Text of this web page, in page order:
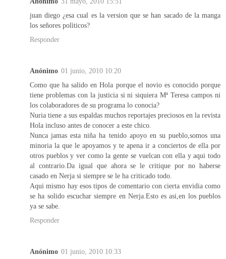
juan diego ¿esa cual es la version que se han sacado de la manga
los señores polìticos?
Responder
Anónimo 01 junio, 2010 10:20
Como que ha salido en Hola porque el novio es conocido porque
tiene problemas con la justicia si ni siquiera Mª Teresa campos ni
los colaboradores de su programa lo conocia?
Nuria tiene a sus espaldas muchos reportajes preciosos en la revista
Hola incluso antes de conocer a este chico.
Nunca jamas esta niña ha tenido apoyo en su pueblo,somos una
minoria la que le apoyamos y te apena ir a conciertos de ella por
otros pueblos y ver como la gente se vuelcan con ella y aqui todo
al contrario.Da igual que ahora se le critique por no haberse
casado en Nerja si siempre se le ha criticado todo.
Aqui mismo hay esos tipos de comentario con cierta envidia como
se ha solido escuchar siempre en Nerja.Esto es asi,en los pueblos
ya se sabe.
Responder
Anónimo 01 junio, 2010 10:33